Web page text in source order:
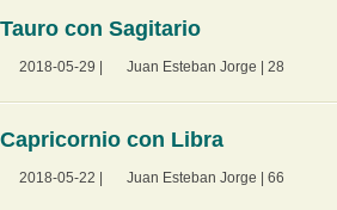
Tauro con Sagitario
2018-05-29 Juan Esteban Jorge 28
Capricornio con Libra
2018-05-22 Juan Esteban Jorge 66